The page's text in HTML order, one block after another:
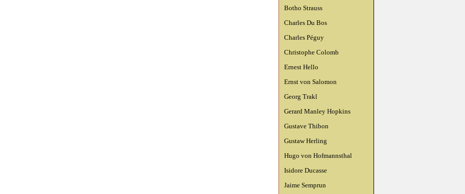
Botho Strauss
Charles Du Bos
Charles Péguy
Christophe Colomb
Ernest Hello
Ernst von Salomon
Georg Trakl
Gerard Manley Hopkins
Gustave Thibon
Gustaw Herling
Hugo von Hofmannsthal
Isidore Ducasse
Jaime Semprun